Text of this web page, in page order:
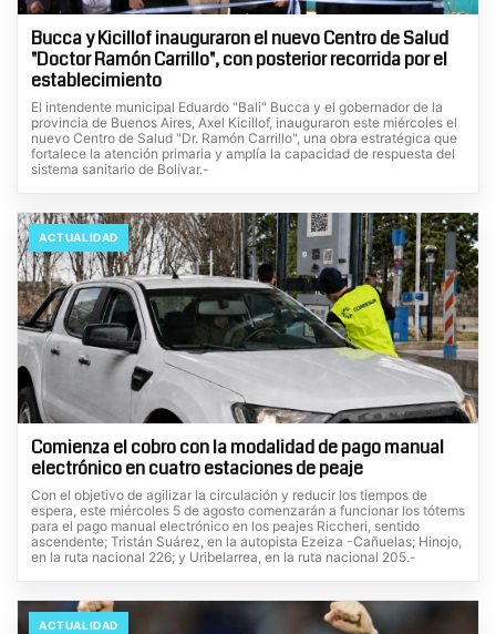
Bucca y Kicillof inauguraron el nuevo Centro de Salud
"Doctor Ramón Carrillo", con posterior recorrida por el
establecimiento
El intendente municipal Eduardo "Bali" Bucca y el gobernador de la
provincia de Buenos Aires, Axel Kicillof, inauguraron este miércoles el
nuevo Centro de Salud "Dr. Ramón Carrillo", una obra estratégica que
fortalece la atención primaria y amplía la capacidad de respuesta del
sistema sanitario de Bolívar.-
ACTUALIDAD
Comienza el cobro con la modalidad de pago manual
electrónico en cuatro estaciones de peaje
Con el objetivo de agilizar la circulación y reducir los tiempos de
espera, este miércoles 5 de agosto comenzarán a funcionar los tótems
para el pago manual electrónico en los peajes Riccheri, sentido
ascendente; Tristán Suárez, en la autopista Ezeiza -Cañuelas; Hinojo,
en la ruta nacional 226; y Uribelarrea, en la ruta nacional 205.-
ACTUALIDAD